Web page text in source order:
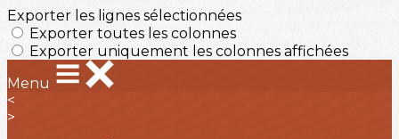
Exporter les lignes sélectionnées
Exporter toutes les colonnes
Exporter uniquement les colonnes affichées
Menu
<
>